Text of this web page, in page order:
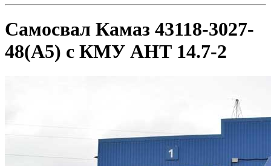
Самосвал Камаз 43118-3027-
48(А5) с КМУ АНТ 14.7-2